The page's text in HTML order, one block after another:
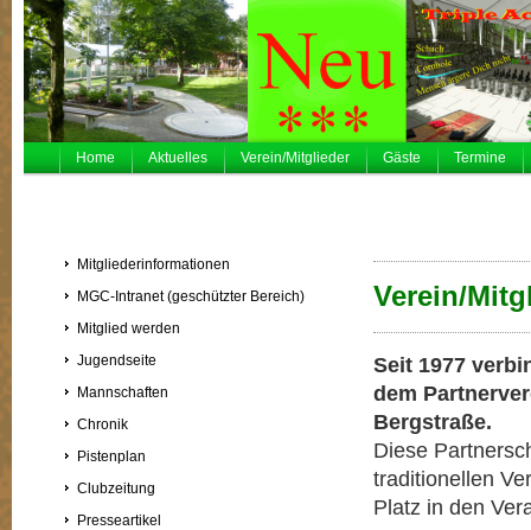
Home Aktuelles Verein/Mitglieder Gäste Termine
Mitgliederinformationen
MGC-Intranet (geschützter Bereich)
Mitglied werden
Jugendseite
Mannschaften
Chronik
Pistenplan
Clubzeitung
Presseartikel
Verein/
Seit 1977
dem
Bergstraße.
Diese
traditionellen
Platz in den